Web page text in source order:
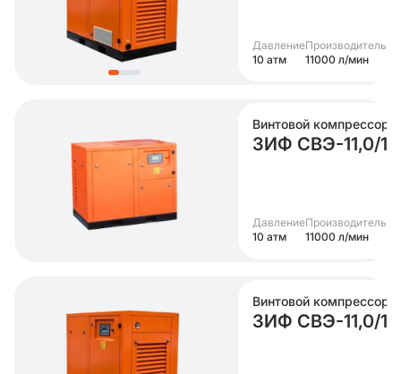
Давление
10 атм
11000 л/мин
Винтовой компрессор
ЗИФ СВЭ-11,0/
Давление
10 атм
11000 л/мин
Винтовой компрессор
ЗИФ СВЭ-11,0/